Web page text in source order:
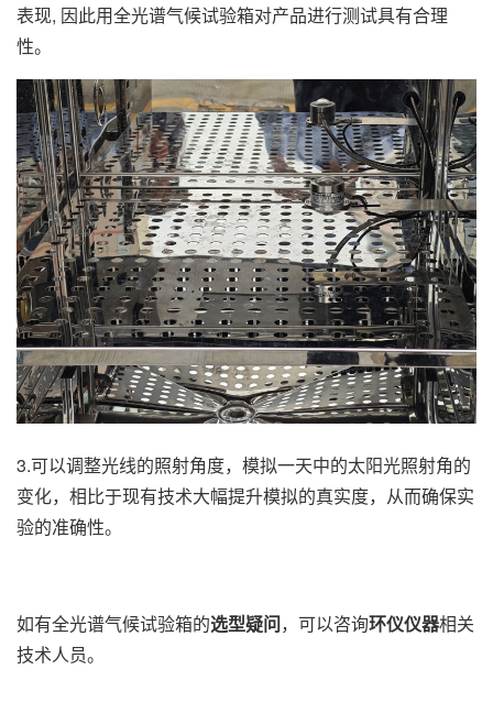
表现, 因此用全光谱气候试验箱对产品进行测试具有合理
性。
3.可以调整光线的照射角度，模拟一天中的太阳光照射角的
变化，相比于现有技术大幅提升模拟的真实度，从而确保实
验的准确性。
如有全光谱气候试验箱的选型疑问，可以咨询环仪仪器相关
技术人员。